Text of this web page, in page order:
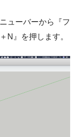
ューバーから『フ
N』を押します。